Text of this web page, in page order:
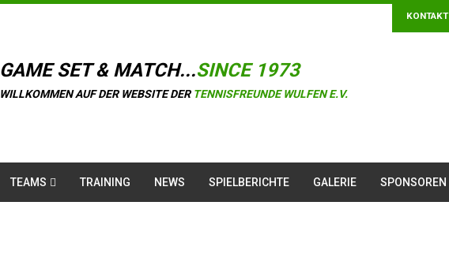
KONTAKT
GAME SET & MATCH...SINCE 1973
WILLKOMMEN AUF DER WEBSITE DER TENNISFREUNDE WULFEN E.V.
TEAMS TRAINING NEWS SPIELBERICHTE GALERIE SPONSOREN